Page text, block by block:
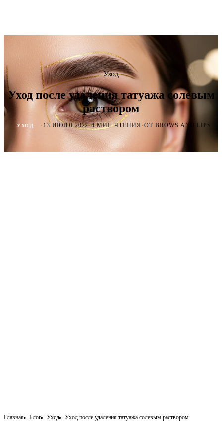
Уход
Уход после удаления татуажа солевым
раствором
УХОД · 13 ИЮНЯ 2022·4 МИН ЧТЕНИЯ· ОТ BROWS AND LIPS
Главная Блог Уход Уход после удаления татуажа солевым раствором